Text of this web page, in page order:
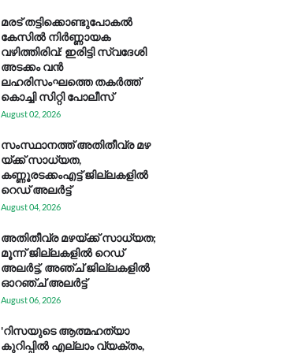
മരട് തട്ടിക്കൊണ്ടുപോകൽ
കേസിൽ നിർണ്ണായക
വഴിത്തിരിവ്: ഇരിട്ടി സ്വദേശി
അടക്കം വൻ
ലഹരിസംഘത്തെ തകർത്ത്
കൊച്ചി സിറ്റി പോലീസ്
August 02, 2026
സം​സ്ഥാ​ന​ത്ത് അ​തി​തീ​വ്ര മ​ഴ​
യ്ക്ക് സാ​ധ്യ​ത,
കണ്ണൂരടക്കംഎ​ട്ട് ജി​ല്ല​ക​ളി​ൽ
റെ​ഡ് അ​ലർ​ട്ട്
August 04, 2026
അതിതീവ്ര മഴയ്ക്ക് സാധ്യത;
മൂന്ന് ജില്ലകളിൽ റെഡ്
അലർട്ട്, അഞ്ച് ജില്ലകളിൽ
ഓറഞ്ച് അലർട്ട്
August 06, 2026
'റിസയുടെ ആത്മഹത്യാ
കുറിപ്പിൽ എല്ലാം വ്യക്തം,